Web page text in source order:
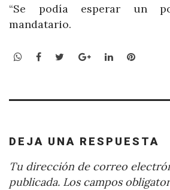
“Se podía esperar un
mandatario.
WhatsApp
Facebook
TwitterGoogle+LinkedIn
DEJA UNA RESPUESTA
Tu dirección de correo
publicada. Los campos